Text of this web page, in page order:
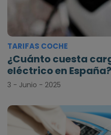
TARIFAS COCHE
¿Cuánto cuesta
eléctrico en España?
3 - Junio - 2025